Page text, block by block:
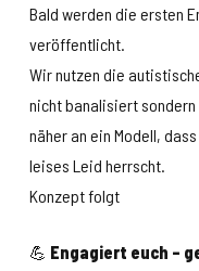
Bald werden die ersten
veröffentlicht.
Wir nutzen die
nicht banalisiert
näher an ein Modell,
leises Leid herrscht.
Konzept folgt
💪 Engagiert euch –